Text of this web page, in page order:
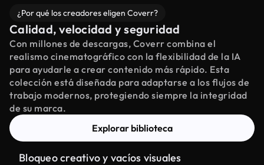
¿Por qué los creadores eligen Coverr?
Calidad, velocidad y seguridad
Con millones de descargas, Coverr combina el
realismo cinematográfico con la flexibilidad de la IA
para ayudarle a crear contenido más rápido. Esta
colección está diseñada para adaptarse a los flujos de
trabajo modernos, protegiendo siempre la integridad
de su marca.
Explorar biblioteca
Bloqueo creativo y vacíos visuales